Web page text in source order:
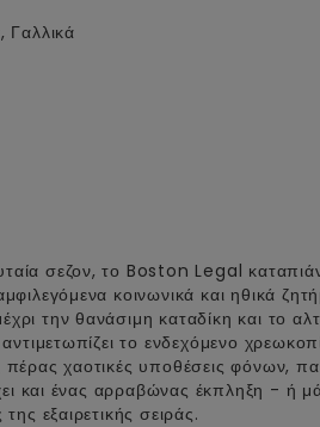
Γαλλικά
σεζον, το Boston Legal
κοινωνικά και ηθικά
την θανάσιμη καταδίκη και το
το ενδεχόμενο
πέρας χαοτικές υποθέσεις φόνων,
και ένας αρραβώνας έκπληξη - ή
εξαιρετικής σειράς.